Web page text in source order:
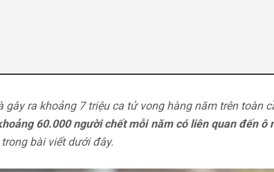
gây ra khoảng 7 triệu ca tử vong hàng năm trên toàn
60.000 người chết mỗi năm có liên quan đến ô
bài viết dưới đây.